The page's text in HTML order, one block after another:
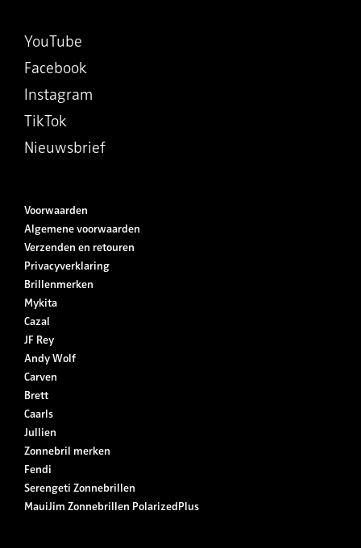
YouTube
Facebook
Instagram
TikTok
Nieuwsbrief
Voorwaarden
Algemene voorwaarden
Verzenden en retouren
Privacyverklaring
Brillenmerken
Mykita
Cazal
JF Rey
Andy Wolf
Carven
Brett
Caarls
Jullien
Zonnebril merken
Fendi
Serengeti Zonnebrillen
MauiJim Zonnebrillen PolarizedPlus